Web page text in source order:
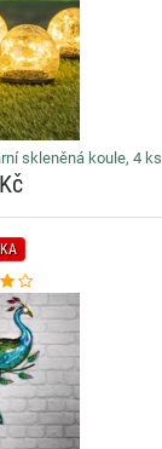
skleněná koule, 4 ks